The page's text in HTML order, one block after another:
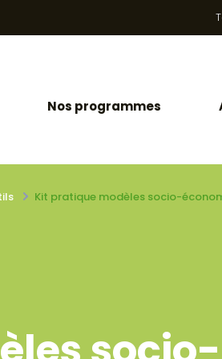
Nos programmes
Kit pratique modèles socio-